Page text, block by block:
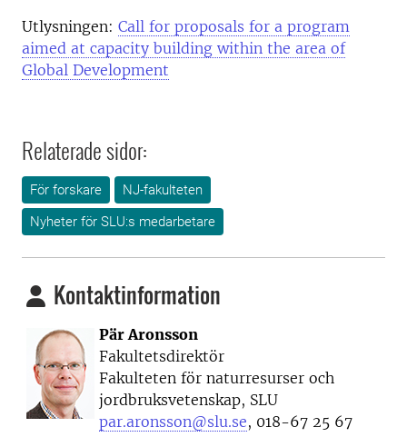
Utlysningen: Call for proposals for a program
aimed at capacity building within the area of
Global Development
Relaterade sidor:
För forskare
NJ-fakulteten
Nyheter för SLU:s medarbetare
Kontaktinformation
Pär Aronsson
Fakultetsdirektör
Fakulteten för naturresurser och
jordbruksvetenskap, SLU
par.aronsson@slu.se, 018-67 25 67